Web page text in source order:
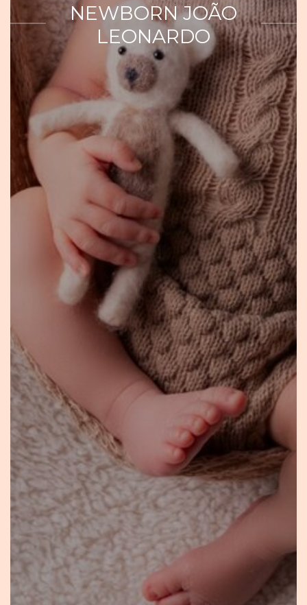
NEWBORN JOÃO
LEONARDO